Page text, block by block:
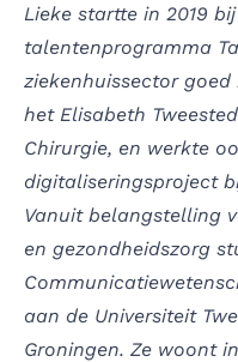
Lieke startte in 2019
talentenprogramma
ziekenhuissector
het Elisabeth
Chirurgie, en werkte
digitaliseringsproject
Vanuit belangstelling
en gezondheidszorg
aan de Universiteit
Groningen. Ze woont